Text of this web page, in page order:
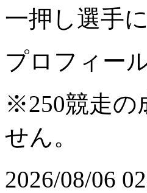
一押し選手
プロフィー
※250競走の
せん。
2026/08/06